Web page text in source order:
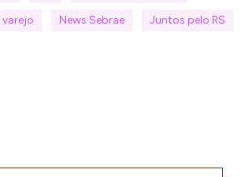
varejo News Sebrae Juntos pelo RS